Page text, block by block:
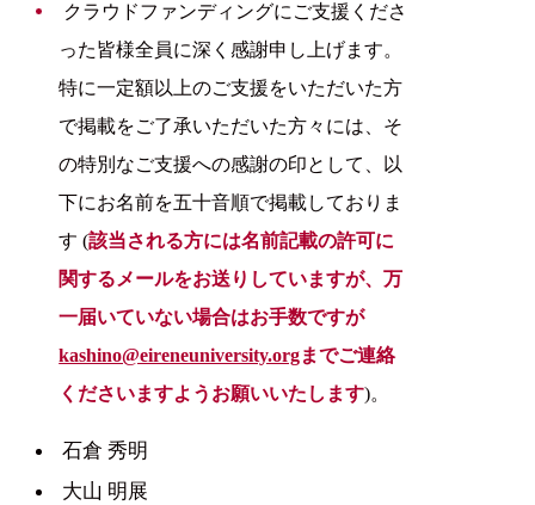
クラウドファンディングにご支援くださ
った皆様全員に深く感謝申し上げます。
特に一定額以上のご支援をいただいた方
で掲載をご了承いただいた方々には、そ
の特別なご支援への感謝の印として、以
下にお名前を五十音順で掲載しておりま
す (該当される方には名前記載の許可に
関するメールをお送りしていますが、万
一届いていない場合はお手数ですが
kashino@eireneuniversity.orgまでご連絡
くださいますようお願いいたします)。
石倉 秀明
大山 明展